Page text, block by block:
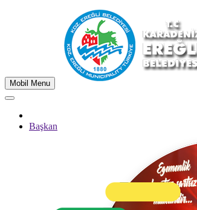
Mobil Menu
Başkan